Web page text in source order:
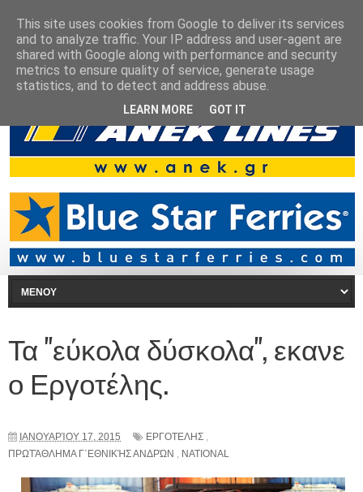
Τα "εύκολα δύσκολα", εκανε
ο Εργοτέλης.
ΙΑΝΟΥΑΡΊΟΥ 17, 2015 ΕΡΓΟΤΕΛΗΣ ,
ΠΡΩΤΆΘΛΗΜΑ Γ΄ΕΘΝΙΚΉΣ ΑΝΔΡΏΝ , NATIONAL
This site uses cookies from Google to deliver its services
and to analyze traffic. Your IP address and user-agent are
shared with Google along with performance and security
metrics to ensure quality of service, generate usage
statistics, and to detect and address abuse.
LEARN MORE GOT IT